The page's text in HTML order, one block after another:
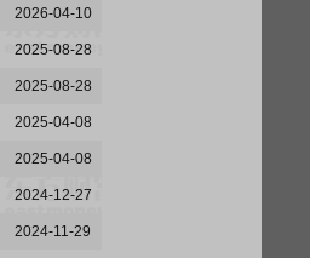
2026-04-10
2025-08-28
2025-08-28
2025-04-08
2025-04-08
2024-12-27
2024-11-29